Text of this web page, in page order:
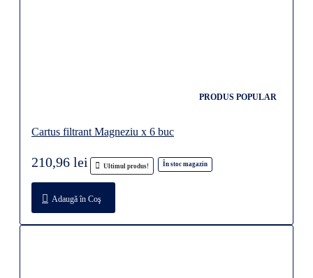
PRODUS POPULAR
Cartus filtrant Magneziu x 6 buc
Ultimul produs! În stoc magazin
210,96 lei
Adaugă în Coş